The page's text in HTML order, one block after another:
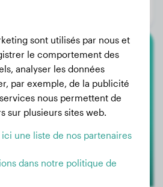
Retriever
Thor
sont utilisés par nous et
le comportement des
analyser les données
par exemple, de la publicité
nous permettent de
sur plusieurs sites web.
une liste de nos partenaires
dans notre politique de